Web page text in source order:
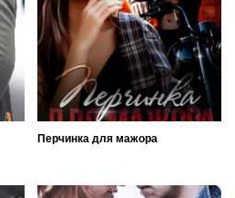
Перчинка для мажора